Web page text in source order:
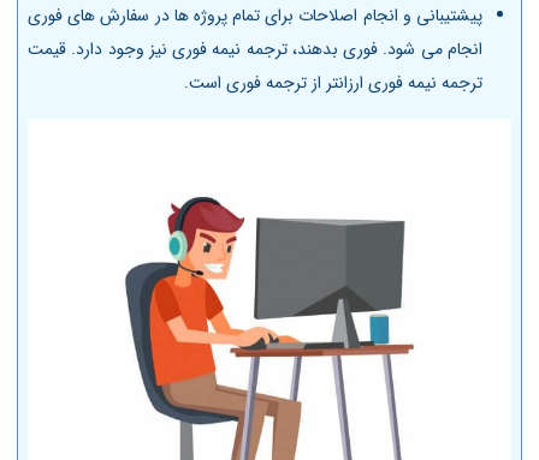
پیشتیبانی و انجام اصلاحات برای تمام پروژه ها در سفارش های فوری
انجام می شود. فوری بدهند، ترجمه نیمه فوری نیز وجود دارد. قیمت
ترجمه نیمه فوری ارزانتر از ترجمه فوری است.